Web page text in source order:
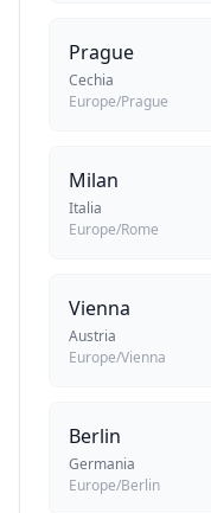
Prague
Cechia
Europe/Prague
Milan
Italia
Europe/Rome
Vienna
Austria
Europe/Vienna
Berlin
Germania
Europe/Berlin